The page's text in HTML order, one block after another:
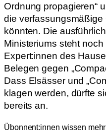
Ordnung propagieren“
die verfassungsmäßige
könnten. Die
Ministeriums steht
Expert:innen des
Belegen gegen
Dass Elsässer und
klagen werden, dürfte
bereits an.
Übonnent:innen wissen mehr